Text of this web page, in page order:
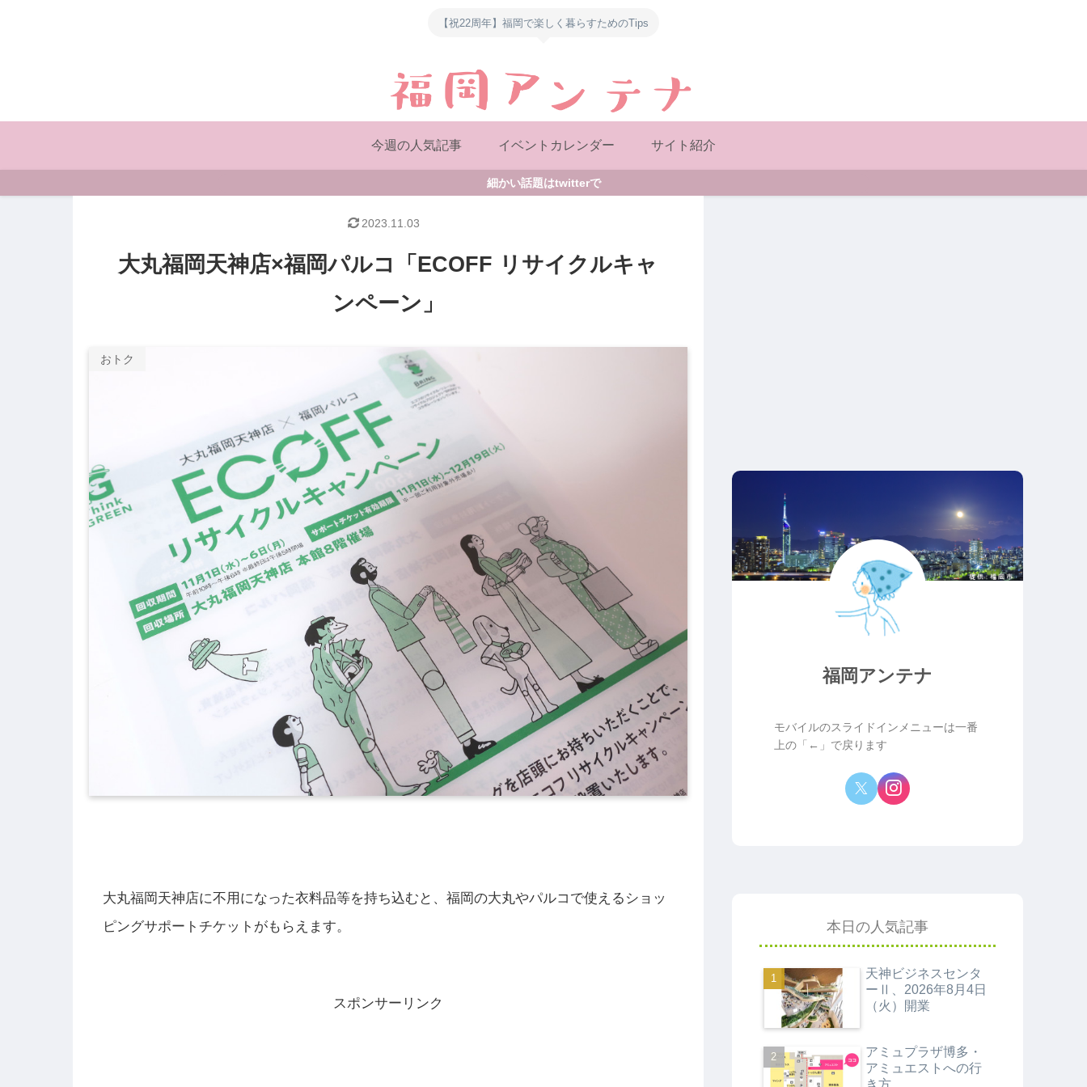
【祝22周年】福岡で楽しく暮らすためのTips
今週の人気記事 イベントカレンダー サイト紹介
細かい話題はtwitterで
大丸福岡天神店×福岡パルコ「ECOFF リサイクルキャ
ンペーン」
おトク
2023.11.03
大丸福岡天神店に不用になった衣料品等を持ち込むと、福岡の大丸やパルコで使えるショッ
ピングサポートチケットがもらえます。
スポンサーリンク
福岡アンテナ
モバイルのスライドインメニューは一番
上の「←」で戻ります
本日の人気記事
天神ビジネスセンタ
ーⅡ、2026年8月4日
（火）開業
アミュプラザ博多・
アミュエストへの行